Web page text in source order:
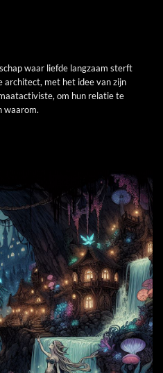
waar liefde langzaam sterft
architect, met het idee van zijn
om hun relatie te
waarom.